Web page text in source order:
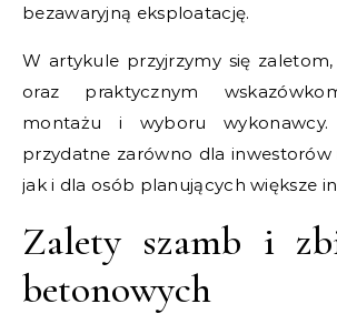
bezawaryjną eksploatację.
W artykule przyjrzymy się
oraz praktycznym
montażu i wyboru
przydatne zarówno dla inwestorów
jak i dla osób planujących większe
Zalety szamb i
betonowych